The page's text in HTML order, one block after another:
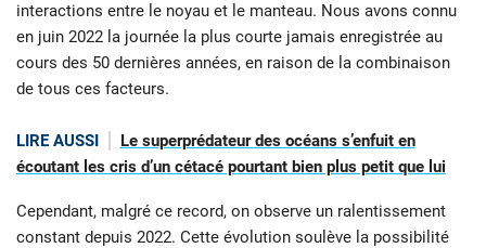
interactions entre le noyau et le manteau. Nous avons connu
en juin 2022 la journée la plus courte jamais enregistrée au
cours des 50 dernières années, en raison de la combinaison
de tous ces facteurs.
LIRE AUSSI
Le superprédateur des océans s’enfuit en
écoutant les cris d’un cétacé pourtant bien plus petit que lui
Cependant, malgré ce record, on observe un ralentissement
constant depuis 2022. Cette évolution soulève la possibilité